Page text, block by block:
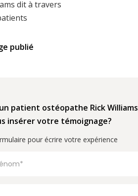
dit à travers
publié
patient ostéopathe Rick Williams
insérer votre témoignage?
pour écrire votre expérience